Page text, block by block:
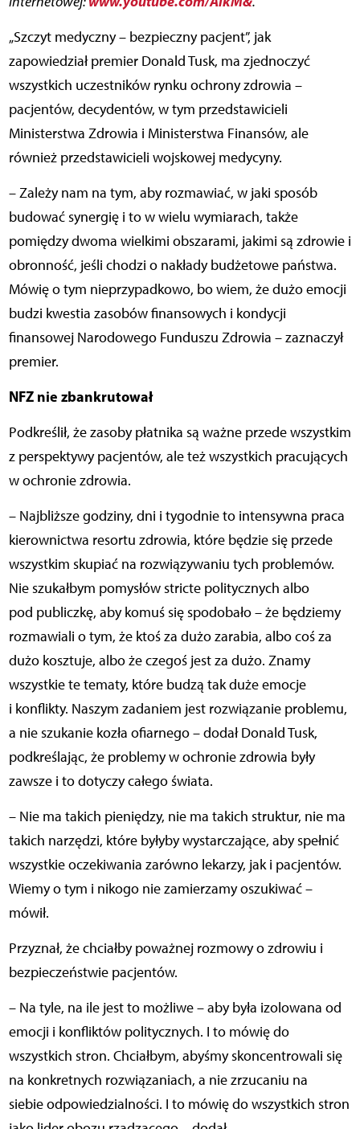
„Szczyt medyczny – bezpieczny pacjent”, jak
zapowiedział premier Donald Tusk, ma zjednoczyć
wszystkich uczestników rynku ochrony zdrowia –
pacjentów, decydentów, w tym przedstawicieli
Ministerstwa Zdrowia i Ministerstwa Finansów, ale
również przedstawicieli wojskowej medycyny.
– Zależy nam na tym, aby rozmawiać, w jaki sposób
budować synergię i to w wielu wymiarach, także
pomiędzy dwoma wielkimi obszarami, jakimi są zdrowie i
obronność, jeśli chodzi o nakłady budżetowe państwa.
Mówię o tym nieprzypadkowo, bo wiem, że dużo emocji
budzi kwestia zasobów finansowych i kondycji
finansowej Narodowego Funduszu Zdrowia – zaznaczył
premier.
NFZ nie zbankrutował
Podkreślił, że zasoby płatnika są ważne przede wszystkim
z perspektywy pacjentów, ale też wszystkich pracujących
w ochronie zdrowia.
– Najbliższe godziny, dni i tygodnie to intensywna praca
kierownictwa resortu zdrowia, które będzie się przede
wszystkim skupiać na rozwiązywaniu tych problemów.
Nie szukałbym pomysłów stricte politycznych albo
pod publiczkę, aby komuś się spodobało – że będziemy
rozmawiali o tym, że ktoś za dużo zarabia, albo coś za
dużo kosztuje, albo że czegoś jest za dużo. Znamy
wszystkie te tematy, które budzą tak duże emocje
i konflikty. Naszym zadaniem jest rozwiązanie problemu,
a nie szukanie kozła ofiarnego – dodał Donald Tusk,
podkreślając, że problemy w ochronie zdrowia były
zawsze i to dotyczy całego świata.
– Nie ma takich pieniędzy, nie ma takich struktur, nie ma
takich narzędzi, które byłyby wystarczające, aby spełnić
wszystkie oczekiwania zarówno lekarzy, jak i pacjentów.
Wiemy o tym i nikogo nie zamierzamy oszukiwać –
mówił.
Przyznał, że chciałby poważnej rozmowy o zdrowiu i
bezpieczeństwie pacjentów.
– Na tyle, na ile jest to możliwe – aby była izolowana od
emocji i konfliktów politycznych. I to mówię do
wszystkich stron. Chciałbym, abyśmy skoncentrowali się
na konkretnych rozwiązaniach, a nie zrzucaniu na
siebie odpowiedzialności. I to mówię do wszystkich stron